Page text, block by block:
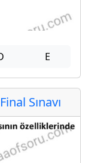
E
Sınavı